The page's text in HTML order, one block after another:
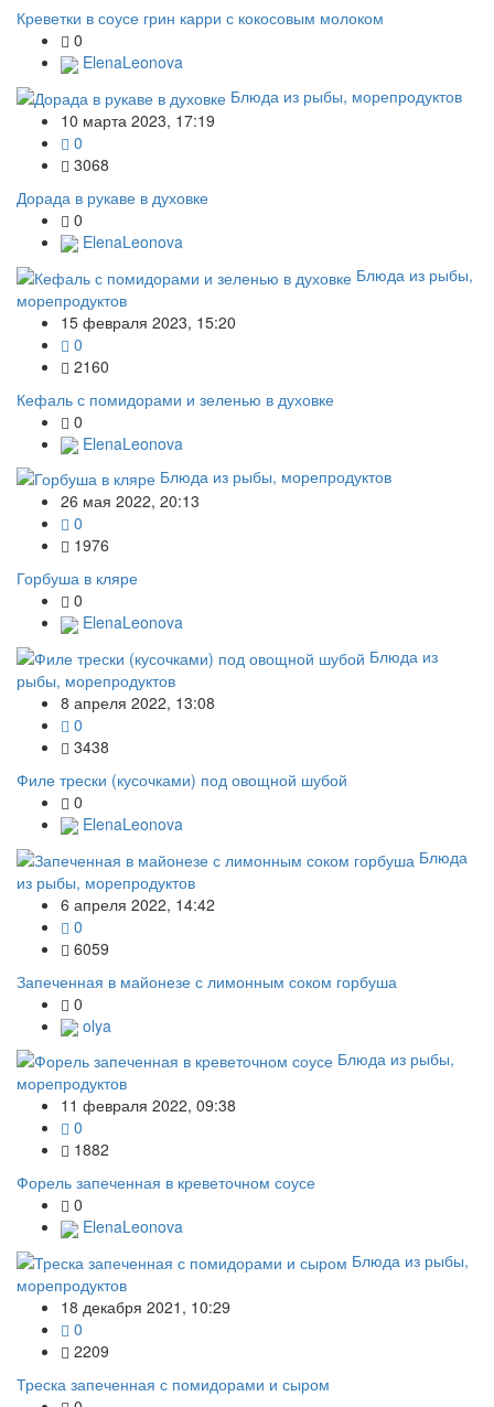
Креветки в соусе грин карри с кокосовым молоком
0
ElenaLeonova
Блюда из рыбы, морепродуктов
10 марта 2023, 17:19
0
3068
Дорада в рукаве в духовке
0
ElenaLeonova
Блюда из рыбы,
морепродуктов
15 февраля 2023, 15:20
0
2160
Кефаль с помидорами и зеленью в духовке
0
ElenaLeonova
Блюда из рыбы, морепродуктов
26 мая 2022, 20:13
0
1976
Горбуша в кляре
0
ElenaLeonova
Блюда из
рыбы, морепродуктов
8 апреля 2022, 13:08
0
3438
Филе трески (кусочками) под овощной шубой
0
ElenaLeonova
Блюда
из рыбы, морепродуктов
6 апреля 2022, 14:42
0
6059
Запеченная в майонезе с лимонным соком горбуша
0
olya
Блюда из рыбы,
морепродуктов
11 февраля 2022, 09:38
0
1882
Форель запеченная в креветочном соусе
0
ElenaLeonova
Блюда из рыбы,
морепродуктов
18 декабря 2021, 10:29
0
2209
Треска запеченная с помидорами и сыром